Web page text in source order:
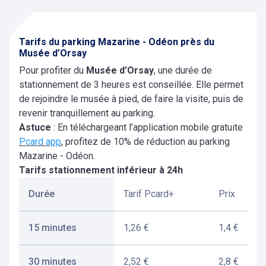
autre ville de France.
Détails sur le parking Mazarine - Odéon :
achat de ticket de parking possible en ligne
accès facile depuis la rive gauche
stationnement de 15 min à plusieurs jours
203 places de parking
20 places moto
hauteur maximale : 1,85 m
accès et sortie 24h/24
paiement possible via l’application gratuite
Pcard
12/14 rue Chauchat, 75009 Paris, France
2,7 km
Tarifs du parking Mazarine - Odéon près du
Musée d’Orsay
Pour profiter du Musée d’Orsay, une durée de
stationnement de 3 heures est conseillée. Elle permet
de rejoindre le musée à pied, de faire la visite, puis de
revenir tranquillement au parking.
Astuce : En téléchargeant l’application mobile gratuite
Pcard app, profitez de 10% de réduction au parking
Mazarine - Odéon.
Tarifs stationnement inférieur à 24h
Durée Tarif Pcard+ Prix
15 minutes 1,26 € 1,4 €
30 minutes 2,52 € 2,8 €